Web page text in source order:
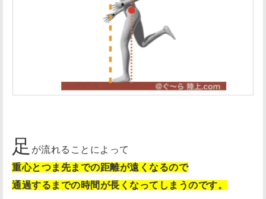
足 が流れることによって
重心とつま先までの距離が遠くなるので
通過するまでの時間が長くなってしまうのです。